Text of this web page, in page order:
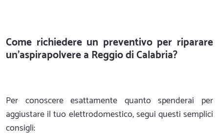
Come richiedere un preventivo per riparare
un'aspirapolvere a Reggio di Calabria?
Per conoscere esattamente quanto spenderai per
aggiustare il tuo elettrodomestico, segui questi semplici
consigli: